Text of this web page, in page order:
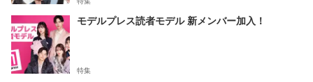
モデルプレス読者モデル 新メンバー加入！
特集